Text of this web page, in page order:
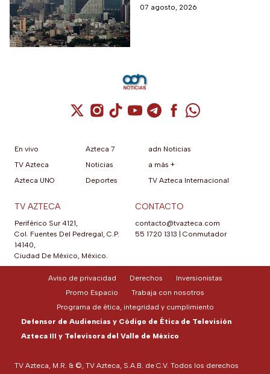
cuando hay altos índices de
07 agosto, 2026
Cuenta de X / Twitter (se abre en una
Cuenta de Instagram (se abre en una
Cuenta de TikTok (se abre en
Cuenta de YouTube (se abre
Cuenta de Telegram (se
Cuenta de
Cuenta de
En vivo
TV Azteca
Azteca UNO
Azteca 7
Noticias
Deportes
adn Noticias
a más +
TV Azteca Internacional
TV AZTECA
Periférico Sur 4121,
Col. Fuentes Del Pedregal, C.P.
14140,
Ciudad De México, México.
CONTACTO
contacto@tvazteca.com
55 1720 1313
Conmutador
TV Azteca, M.R. & ©, TV Azteca, S.A.B. de C.V. Todos los derechos
Aviso de privacidad Derechos
Inversionistas
Promo Espacio
Trabaja con nosotros
Programa de ética, integridad y cumplimiento
Defensor de Audiencias y Código de Ética de Televisión
Azteca III y Televisora del Valle de México